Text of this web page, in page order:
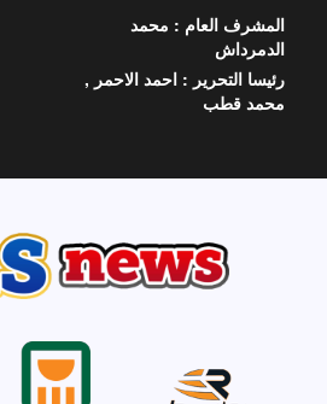
المحتوى
المشرف العام : محمد
الدمرداش
رئيسا التحرير : احمد الاحمر ,
محمد قطب